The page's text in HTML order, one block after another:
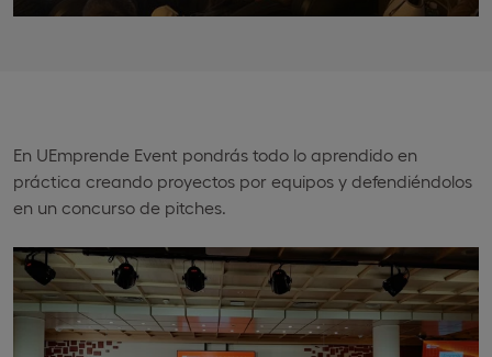
En UEmprende Event pondrás todo lo aprendido en
práctica creando proyectos por equipos y defendiéndolos
en un concurso de pitches.